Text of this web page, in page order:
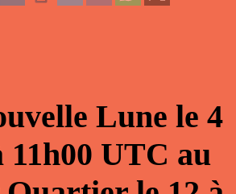
Lune le 4
11h00 UTC au